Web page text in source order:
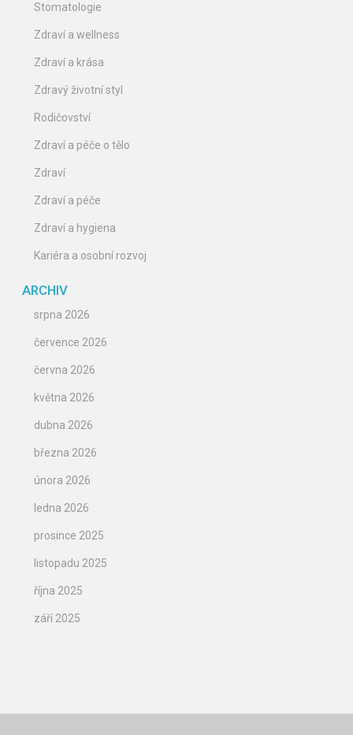
Stomatologie
Zdraví a wellness
Zdraví a krása
Zdravý životní styl
Rodičovství
Zdraví a péče o tělo
Zdraví
Zdraví a péče
Zdraví a hygiena
Kariéra a osobní rozvoj
ARCHIV
srpna 2026
července 2026
června 2026
května 2026
dubna 2026
března 2026
února 2026
ledna 2026
prosince 2025
listopadu 2025
října 2025
září 2025